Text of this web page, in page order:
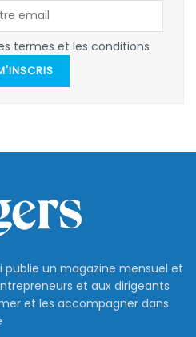
termes et les conditions
publie un magazine mensuel et
et aux dirigeants
et les accompagner dans